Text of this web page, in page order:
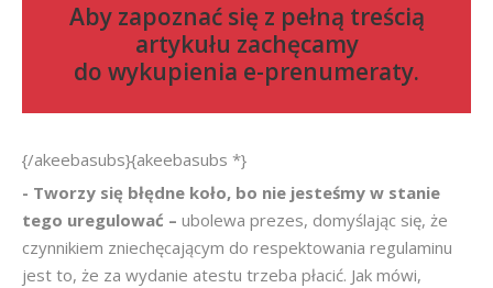
Aby zapoznać się z pełną treścią
artykułu zachęcamy
do wykupienia e-prenumeraty.
{/akeebasubs}{akeebasubs *}
- Tworzy się błędne koło, bo nie jesteśmy w stanie
tego uregulować – ubolewa prezes, domyślając się, że
czynnikiem zniechęcającym do respektowania regulaminu
jest to, że za wydanie atestu trzeba płacić. Jak mówi,